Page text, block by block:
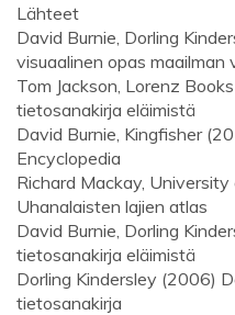
Lähteet
David Burnie, Dorling
visuaalinen opas maailman
Tom Jackson, Lorenz
tietosanakirja eläimistä
David Burnie, Kingfisher
Encyclopedia
Richard Mackay,
Uhanalaisten lajien atlas
David Burnie, Dorling
tietosanakirja eläimistä
Dorling Kindersley (2006)
tietosanakirja